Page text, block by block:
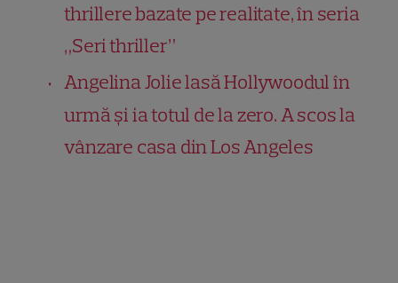
thrillere bazate pe realitate, în seria
„Seri thriller”
Angelina Jolie lasă Hollywoodul în
urmă și ia totul de la zero. A scos la
vânzare casa din Los Angeles